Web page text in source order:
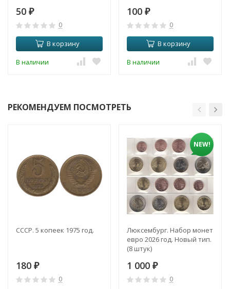
50 ₽
0
В корзину
В наличии
100 ₽
0
В корзину
В наличии
РЕКОМЕНДУЕМ ПОСМОТРЕТЬ
СССР. 5 копеек 1975 год.
180 ₽
0
NEW!
Люксембург. Набор монет
евро 2026 год. Новый тип.
(8 штук)
1 000 ₽
0